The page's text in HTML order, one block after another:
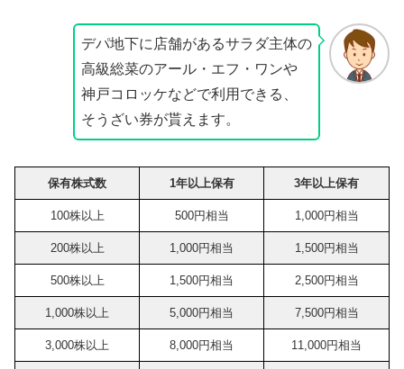
デパ地下に店舗があるサラダ主体の
高級総菜のアール・エフ・ワンや
神戸コロッケなどで利用できる、
そうざい券が貰えます。
保有株式数 1年以上保有 3年以上保有
100株以上 500円相当 1,000円相当
200株以上 1,000円相当 1,500円相当
500株以上 1,500円相当 2,500円相当
1,000株以上 5,000円相当 7,500円相当
3,000株以上 8,000円相当 11,000円相当